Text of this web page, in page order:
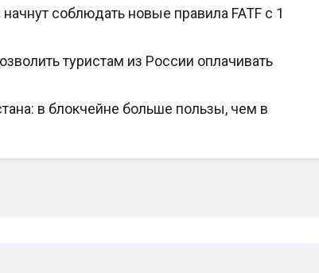
соблюдать новые правила FATF с 1
туристам из России оплачивать
в блокчейне больше пользы, чем в